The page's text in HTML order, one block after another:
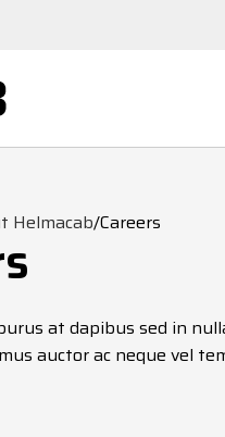
Helmacab/Careers
at dapibus sed in
auctor ac neque vel